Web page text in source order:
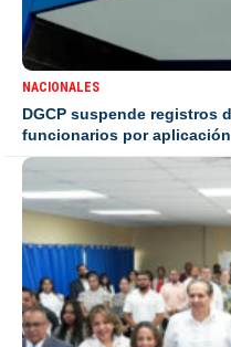
NACIONALES
DGCP suspende registros
funcionarios por